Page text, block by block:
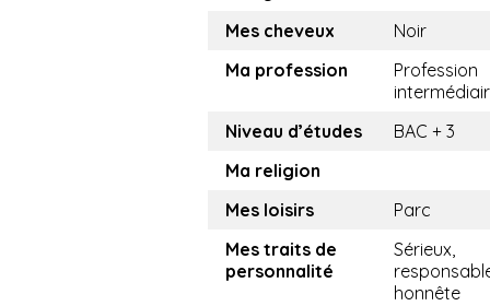
Mes cheveux
Noir
Ma profession
Profession
Niveau d’études
BAC + 3
Ma religion
Mes loisirs
Parc
Mes traits de
personnalité
Sérieux,
honnête